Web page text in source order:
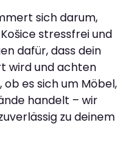
sich darum,
stressfrei und
dafür, dass dein
wird und achten
es sich um Möbel,
handelt – wir
zu deinem